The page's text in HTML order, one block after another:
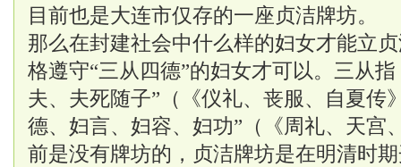
目前也是大连市仅存的一座贞洁牌坊。
那么在封建社会中什么样的妇女才能立
格遵守“三从四德”的妇女才可以。三从
夫、夫死随子”（《仪礼、丧服、自夏传
德、妇言、妇容、妇功”（《周礼、天宫
前是没有牌坊的，贞洁牌坊是在明清时